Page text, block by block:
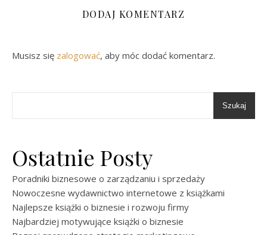
DODAJ KOMENTARZ
Musisz się zalogować, aby móc dodać komentarz.
Szukaj
Ostatnie Posty
Poradniki biznesowe o zarządzaniu i sprzedaży
Nowoczesne wydawnictwo internetowe z książkami
Najlepsze książki o biznesie i rozwoju firmy
Najbardziej motywujące książki o biznesie